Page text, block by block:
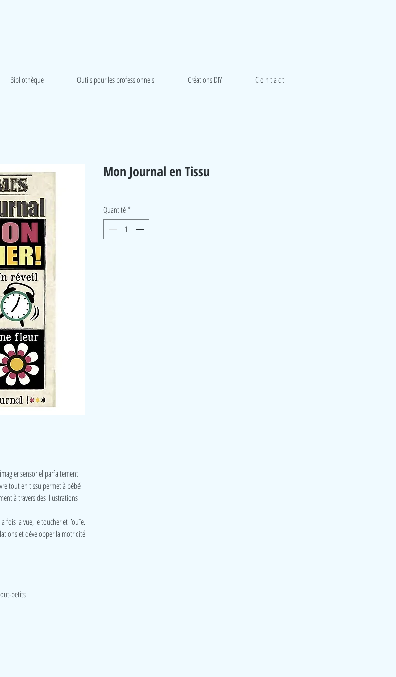
Bibliothèque Outils pour les professionnels Créations DIY C o n t a c t
sensoriel parfaitement
tout en tissu permet à bébé
à travers des illustrations
fois la vue, le toucher et l’ouïe.
et développer la motricité
petits
Mon Journal en Tissu
Quantité *